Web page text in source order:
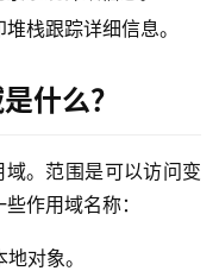
栈跟踪详细信息。
什么？
。范围是可以访问变
作用域名称：
对象。